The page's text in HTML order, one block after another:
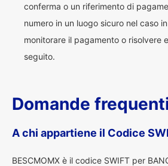
conferma o un riferimento di
numero in un luogo sicuro nel caso
monitorare il pagamento o risolvere
seguito.
Domande frequenti
A chi appartiene il Codice
BESCMOMX è il codice SWIFT per